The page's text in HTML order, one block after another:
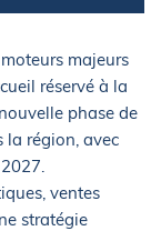
moteurs majeurs
réservé à la
phase de
la région, avec
ventes
stratégie